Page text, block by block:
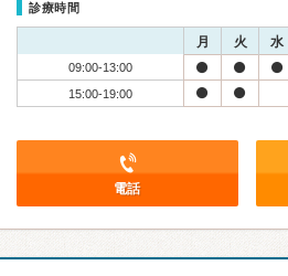
診療時間
月 火 水
09:00-13:00
15:00-19:00
電話